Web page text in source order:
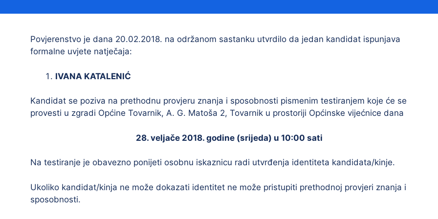
Sponzorstva i donacije
Prostorni plan uređenja Općine Tovarnik
I. izmjene i dopune prostornog plana
II. izmjene i dopune prostornog plana
uređenja Općine Tovarnik
III. izmjene i dopune prostornog plana
uređenja Općine Tovarnik
Civilna zaštita
Povjerenstvo je dana 20.02.2018. na održanom sastanku utvrdilo da jedan kandidat ispunjava
formalne uvjete natječaja:
IVANA KATALENIĆ
Kandidat se poziva na prethodnu provjeru znanja i sposobnosti pismenim testiranjem koje će se
provesti u zgradi Općine Tovarnik, A. G. Matoša 2, Tovarnik u prostoriji Općinske vijećnice dana
28. veljače 2018. godine (srijeda) u 10:00 sati
Na testiranje je obavezno ponijeti osobnu iskaznicu radi utvrđenja identiteta kandidata/kinje.
Ukoliko kandidat/kinja ne može dokazati identitet ne može pristupiti prethodnoj provjeri znanja i
sposobnosti.